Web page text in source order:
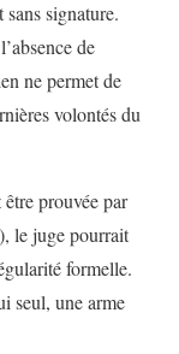
signature.
de
ne permet de
volontés du
prouvée par
le juge pourrait
formelle.
seul, une arme